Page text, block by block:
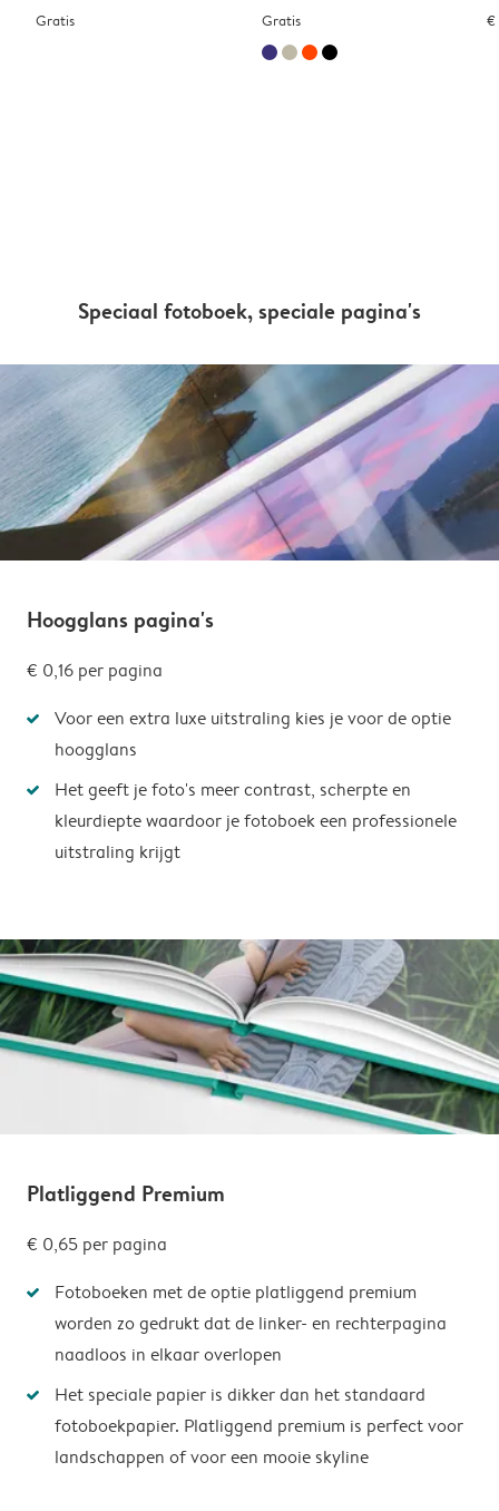
Gratis Gratis €
Speciaal fotoboek, speciale pagina's
Hoogglans pagina's
€ 0,16 per pagina
Voor een extra luxe uitstraling kies je voor de optie
hoogglans
Het geeft je foto's meer contrast, scherpte en
kleurdiepte waardoor je fotoboek een professionele
uitstraling krijgt
Platliggend Premium
€ 0,65 per pagina
Fotoboeken met de optie platliggend premium
worden zo gedrukt dat de linker- en rechterpagina
naadloos in elkaar overlopen
Het speciale papier is dikker dan het standaard
fotoboekpapier. Platliggend premium is perfect voor
landschappen of voor een mooie skyline